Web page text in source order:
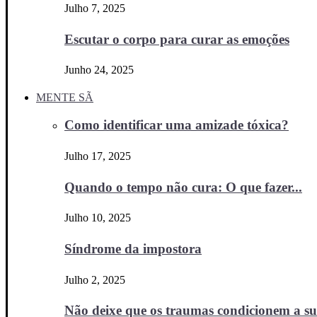
Julho 7, 2025
Escutar o corpo para curar as emoções
Junho 24, 2025
MENTE SÃ
Como identificar uma amizade tóxica?
Julho 17, 2025
Quando o tempo não cura: O que fazer...
Julho 10, 2025
Síndrome da impostora
Julho 2, 2025
Não deixe que os traumas condicionem a